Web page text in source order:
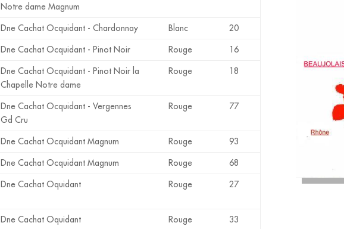
Notre dame Magnum
Dne Cachat Ocquidant - Chardonnay Blanc
20
Dne Cachat Ocquidant - Pinot Noir Rouge
16
Dne Cachat Ocquidant - Pinot Noir la
Chapelle Notre dame
Rouge 18
Dne Cachat Ocquidant - Vergennes
Gd Cru
Rouge 77
Dne Cachat Ocquidant Magnum Rouge
93
Dne Cachat Ocquidant Magnum Rouge
68
Dne Cachat Oquidant Rouge 27
Dne Cachat Oquidant Rouge
33